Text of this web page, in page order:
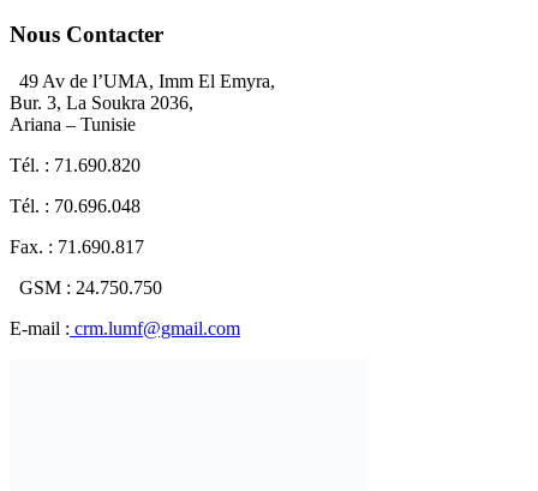
Nous Contacter
49 Av de l’UMA, Imm El Emyra,
Bur. 3, La Soukra 2036,
Ariana – Tunisie
Tél. : 71.690.820
Tél. : 70.696.048
Fax. : 71.690.817
GSM : 24.750.750
E-mail : crm.lumf@gmail.com